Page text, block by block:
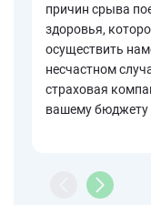
причин срыва
здоровья,
осуществить
несчастном
страховая
вашему бюджету